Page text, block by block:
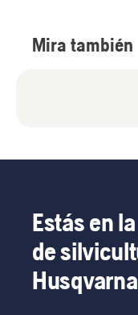
Mira también
Estás en
de
Husqvarna